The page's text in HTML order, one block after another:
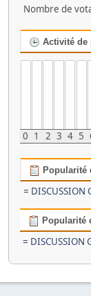
Nombre de
Activité de
0 1 2 3 4 5
Popularité
= DISCUSSION
Popularité
= DISCUSSION